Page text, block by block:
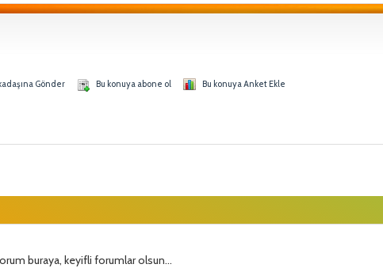
Gönder Bu konuya abone ol Bu konuya Anket Ekle
buraya, keyifli forumlar olsun...